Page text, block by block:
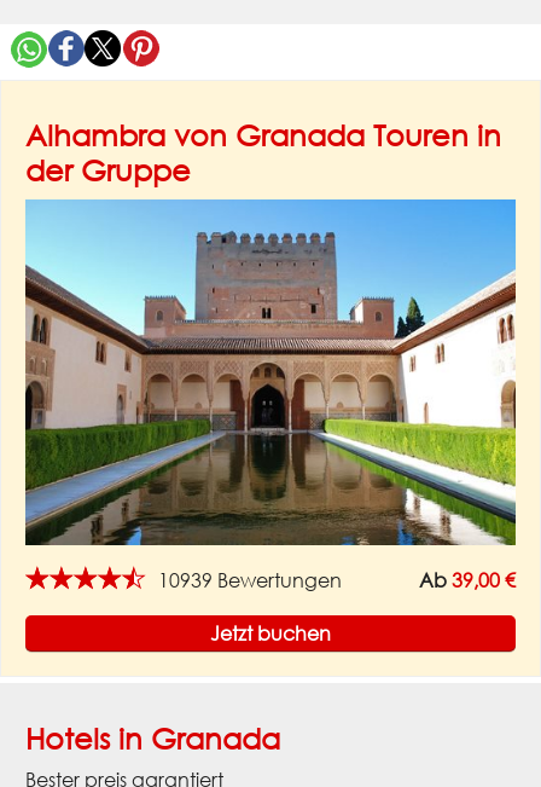
Alhambra von Granada Touren in
der Gruppe
★★★★★ 10939 Bewertungen Ab 39,00 €
Jetzt buchen
Hotels in Granada
Bester preis garantiert